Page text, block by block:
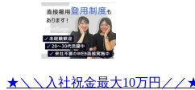
★＼＼入社祝金最大10万円／／